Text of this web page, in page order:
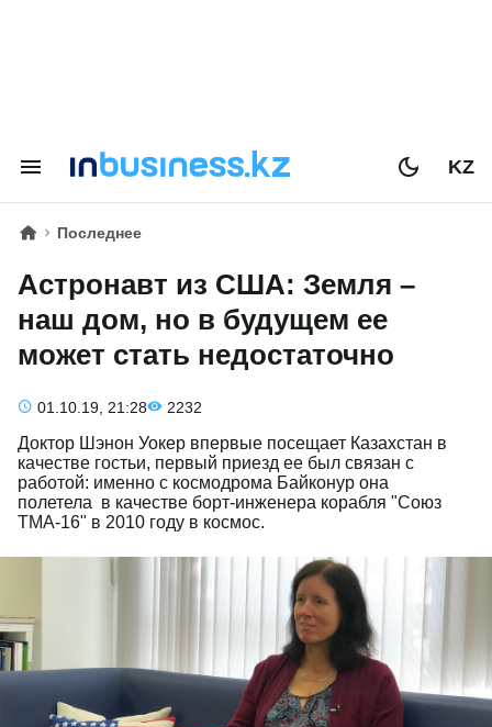
KZ
Последнее
Астронавт из США: Земля –
наш дом, но в будущем ее
может стать недостаточно
01.10.19, 21:28 2232
Доктор Шэнон Уокер впервые посещает Казахстан в
качестве гостьи, первый приезд ее был связан с
работой: именно с космодрома Байконур она
полетела в качестве борт-инженера корабля "Союз
ТМА-16" в 2010 году в космос.